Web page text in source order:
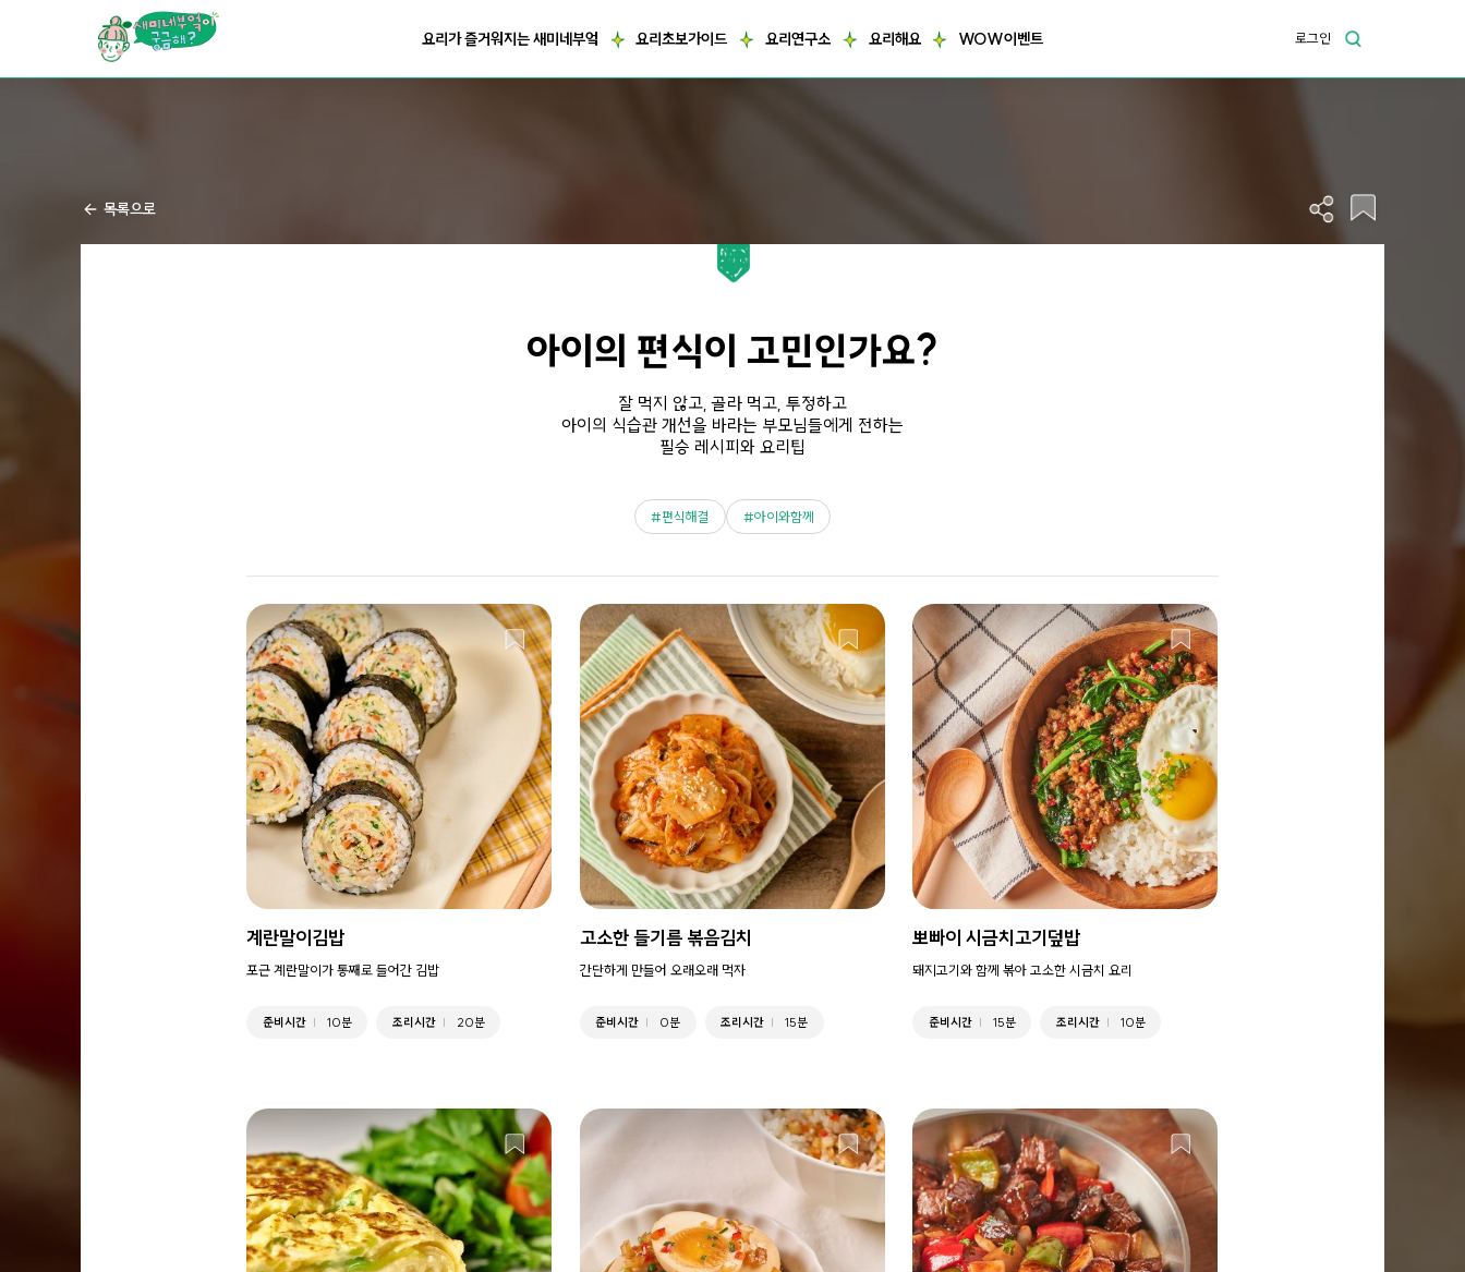
요리가 즐거워지는 새미네부엌 요리초보가이드 요리연구소 요리해요 WOW이벤트 로그인
목록으로
아이의 편식이 고민인가요?
잘 먹지 않고, 골라 먹고, 투정하고
아이의 식습관 개선을 바라는 부모님들에게 전하는
필승 레시피와 요리팁
편식해결 아이와함께
계란말이김밥
포근 계란말이가 통째로 들어간 김밥
준비시간 10분 조리시간 20분
고소한 들기름 볶음김치
간단하게 만들어 오래오래 먹자
준비시간 0분 조리시간 15분
뽀빠이 시금치고기덮밥
돼지고기와 함께 볶아 고소한 시금치 요리
준비시간 15분 조리시간 10분